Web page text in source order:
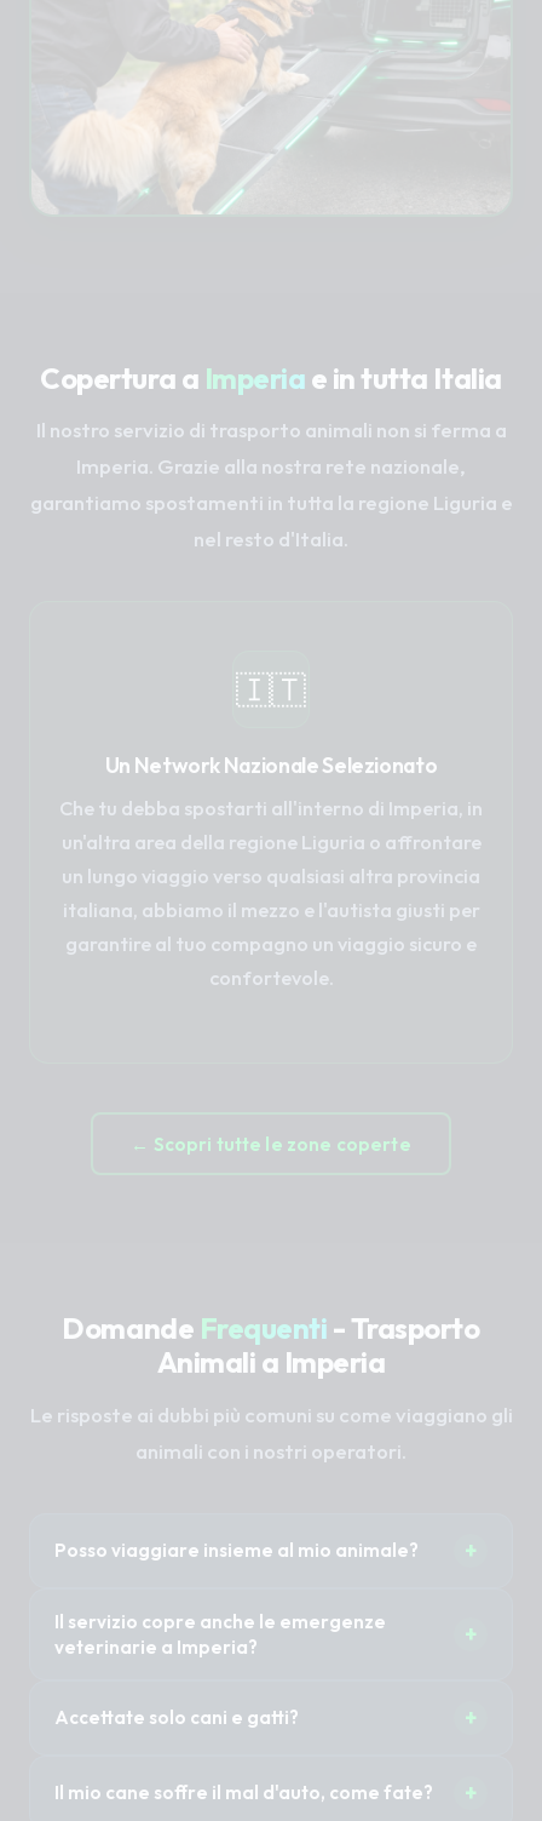
Copertura a Imperia e in tutta Italia
Il nostro servizio di trasporto animali non si ferma a
Imperia. Grazie alla nostra rete nazionale,
garantiamo spostamenti in tutta la regione Liguria e
nel resto d'Italia.
🇮🇹
Un Network Nazionale Selezionato
Che tu debba spostarti all'interno di Imperia, in
un'altra area della regione Liguria o affrontare
un lungo viaggio verso qualsiasi altra provincia
italiana, abbiamo il mezzo e l'autista giusti per
garantire al tuo compagno un viaggio sicuro e
confortevole.
← Scopri tutte le zone coperte
Domande Frequenti - Trasporto
Animali a Imperia
Le risposte ai dubbi più comuni su come viaggiano gli
animali con i nostri operatori.
Posso viaggiare insieme al mio animale? +
possono accompagnare il proprio animale
senza costi aggiuntivi. È importante specificare
prenotazione per organizzare i posti a sedere.
Il servizio copre anche le emergenze
veterinarie a Imperia?
+
abbiamo sirene mediche). Tuttavia, previa
certamente trasportare in modo rapido e sicuro
Accettate solo cani e gatti? +
anche animali esotici, conigli, roditori o uccelli.
Il mio cane soffre il mal d'auto, come fate? +